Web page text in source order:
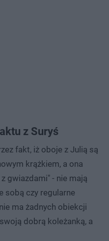
z Suryś
fakt, iż oboje z Julią są
krążkiem, a ona
gwiazdami" - nie mają
sobą czy regularne
ma żadnych obiekcji
dobrą koleżanką, a